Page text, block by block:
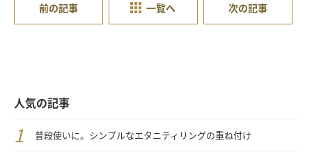
前の記事 一覧へ 次の記事
人気の記事
普段使いに。シンプルなエタニティリングの重ね付け